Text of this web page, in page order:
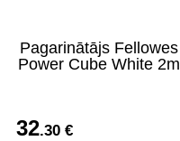
Pagarinātājs Fellowes
Power Cube White 2m
32.30 €